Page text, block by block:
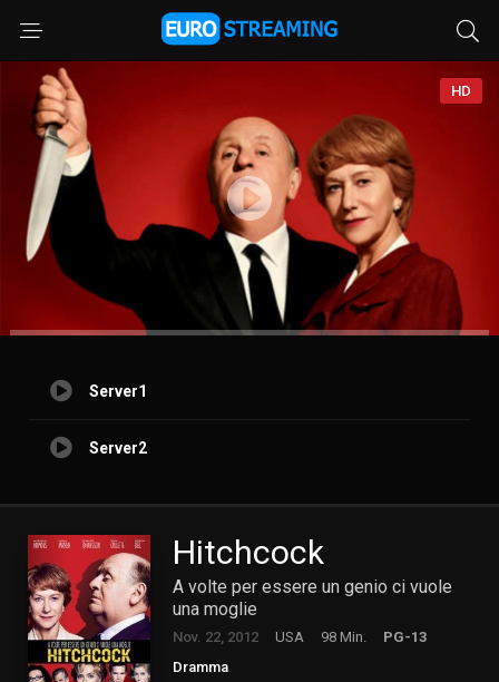
HD
Server1
Server2
Hitchcock
A volte per essere un genio ci vuole
una moglie
Nov. 22, 2012 USA 98 Min.
PG-13
Dramma